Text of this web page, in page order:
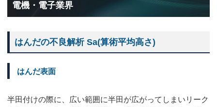
電機・電子業界
はんだの不良解析 Sa(算術平均高さ)
はんだ表面
半田付けの際に、広い範囲に半田が広がってしまいリーク